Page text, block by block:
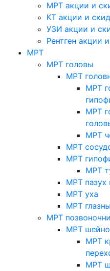
МРТ акции и
КТ акции и
УЗИ акции и
Рентген акции
МРТ
МРТ головы
МРТ
МРТ
МРТ
МРТ
МРТ
МРТ
МРТ
МРТ пазух
МРТ уха
МРТ
МРТ
МРТ
МРТ
МРТ